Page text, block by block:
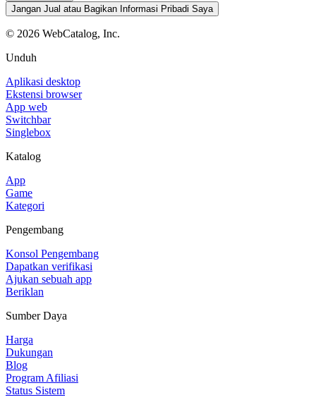
Jangan Jual atau Bagikan Informasi Pribadi Saya
© 2026 WebCatalog, Inc.
Unduh
Aplikasi desktop
Ekstensi browser
App web
Switchbar
Singlebox
Katalog
App
Game
Kategori
Pengembang
Konsol Pengembang
Dapatkan verifikasi
Ajukan sebuah app
Beriklan
Sumber Daya
Harga
Dukungan
Blog
Program Afiliasi
Status Sistem